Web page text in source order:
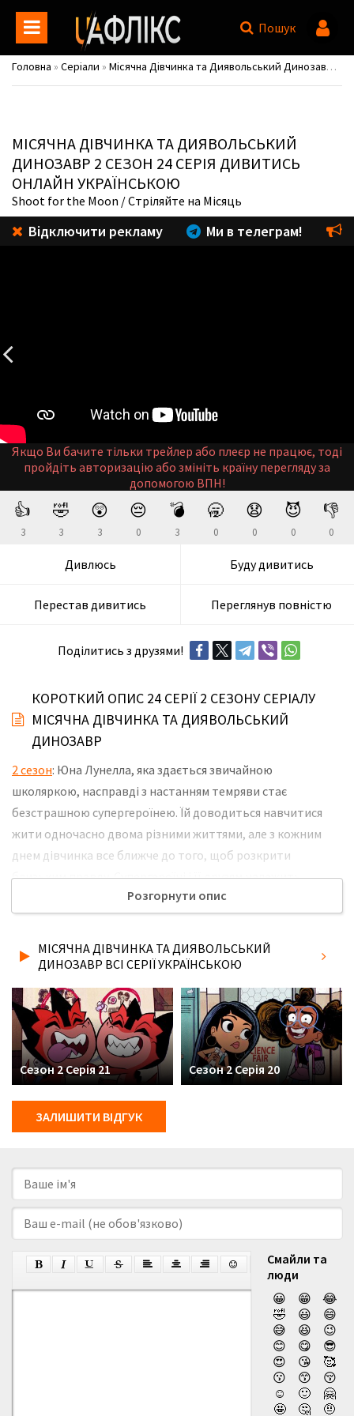
Пошук
Головна » Серіали » Місячна Дівчинка та Диявольський Динозавр / Marvel's Moon Girl and Devil Dinosaur
МІСЯЧНА ДІВЧИНКА ТА ДИЯВОЛЬСЬКИЙ
ДИНОЗАВР 2 СЕЗОН 24 СЕРІЯ ДИВИТИСЬ
ОНЛАЙН УКРАЇНСЬКОЮ
Shoot for the Moon / Стріляйте на Місяць
Відключити рекламу Ми в телеграм!
Якщо Ви бачите тільки трейлер або плеєр не працює, тоді
пройдіть авторизацію або змініть країну перегляду за
допомогою ВПН!
👍
3
🤣
3
😲
3
😔
0
💣
3
🥱
0
😧
0
😈
0
👎
0
Дивлюсь Буду дивитись
Перестав дивитись Переглянув повністю
Поділитись з друзями!
КОРОТКИЙ ОПИС 24 СЕРІЇ 2 СЕЗОНУ СЕРІАЛУ
МІСЯЧНА ДІВЧИНКА ТА ДИЯВОЛЬСЬКИЙ
ДИНОЗАВР
2 сезон: Юна Лунелла, яка здається звичайною
школяркою, насправді з настанням темряви стає
безстрашною супергероїнею. Їй доводиться навчитися
жити одночасно двома різними життями, але з кожним
днем дівчинка все ближче до того, щоб розкрити
близьким правду. Супергероїні і її друзям належить
відправитися на інші планети, битися з небезпечними
будь-який момент можуть виникнути непередбачені
обставини, здатні поставити їх життя під загрозу. Не
2 сезону серіалу Місячна Дівчинка та Диявольський
Динозавр українською мовою, у хорошій hd якості та з
українськими субтитрами!
Розгорнути опис
МІСЯЧНА ДІВЧИНКА ТА ДИЯВОЛЬСЬКИЙ
ДИНОЗАВР ВСІ СЕРІЇ УКРАЇНСЬКОЮ
Сезон 2 Серія 21 Сезон 2 Серія 20
ЗАЛИШИТИ ВІДГУК
Смайли та
люди
😀
😁
😂
🤣
😃
😄
😅
😆
😉
😊
😋
😎
😍
😘
🥰
😗
😙
😚
☺️
🙂
🤗
🤩
🤔 🤨